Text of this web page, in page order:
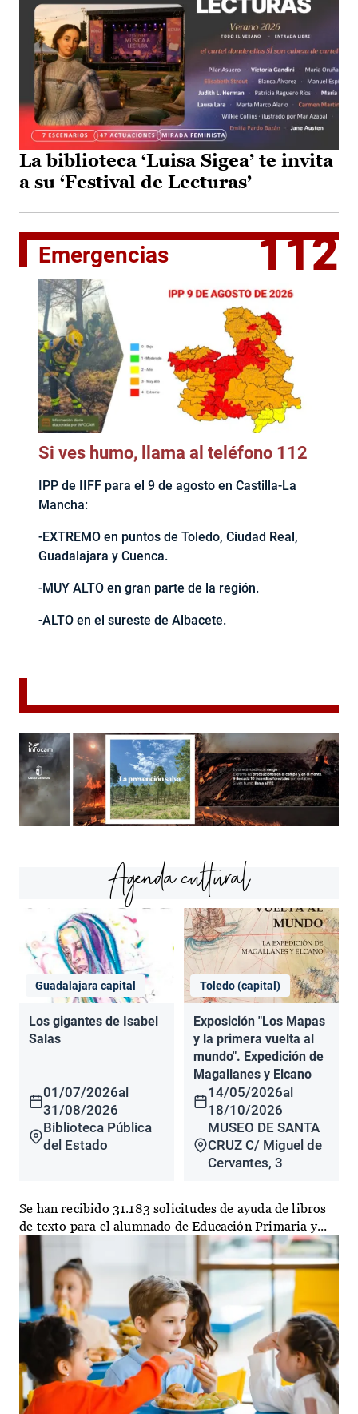
La biblioteca ‘Luisa Sigea’ te invita
a su ‘Festival de Lecturas’
Emergencias 112
Si ves humo, llama al teléfono 112
IPP de IIFF para el 9 de agosto en Castilla-La
Mancha:
-EXTREMO en puntos de Toledo, Ciudad Real,
Guadalajara y Cuenca.
-MUY ALTO en gran parte de la región.
-ALTO en el sureste de Albacete.
Agenda cultural
Guadalajara capital
Los gigantes de Isabel
Salas
01/07/2026al
31/08/2026
Biblioteca Pública
del Estado
Toledo (capital)
Exposición "Los Mapas
y la primera vuelta al
mundo". Expedición de
Magallanes y Elcano
14/05/2026al
18/10/2026
MUSEO DE SANTA
CRUZ C/ Miguel de
Cervantes, 3
Se han recibido 31.183 solicitudes de ayuda de libros
de texto para el alumnado de Educación Primaria y...